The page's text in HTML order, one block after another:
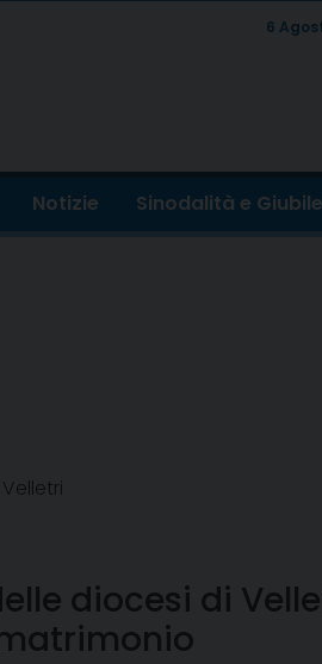
6
Notizie Sinodalità e
diocesi di